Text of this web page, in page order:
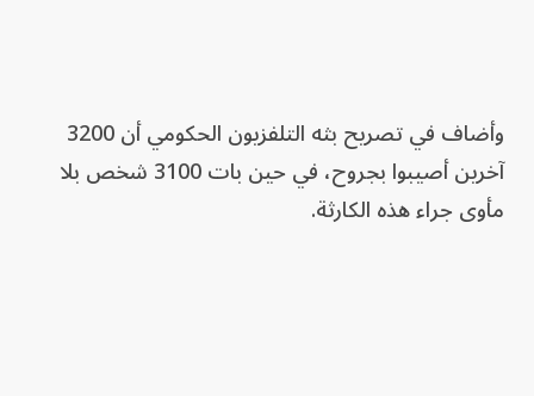
وأضاف في تصريح بثه التلفزيون الحكومي أن 3200
آخرين أصيبوا بجروح، في حين بات 3100 شخص بلا
مأوى جراء هذه الكارثة.